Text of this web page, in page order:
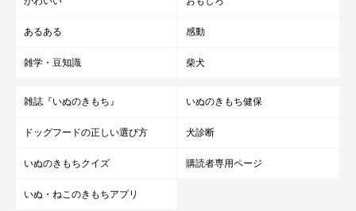
あるある 感動
雑学・豆知識 柴犬
雑誌『いぬのきもち』 いぬのきもち健保
ドッグフードの正しい選び方 犬診断
いぬのきもちクイズ 購読者専用ページ
いぬ・ねこのきもちアプリ